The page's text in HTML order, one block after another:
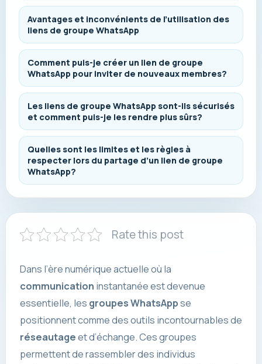
Avantages et inconvénients de l’utilisation des
liens de groupe WhatsApp
Comment puis-je créer un lien de groupe
WhatsApp pour inviter de nouveaux membres?
Les liens de groupe WhatsApp sont-ils sécurisés
et comment puis-je les rendre plus sûrs?
Quelles sont les limites et les règles à
respecter lors du partage d’un lien de groupe
WhatsApp?
Rate this post
Dans l’ère numérique actuelle où la
communication instantanée est devenue
essentielle, les groupes WhatsAppse
positionnent comme des outils incontournables de
réseautageet d’échange. Ces groupes
permettent de rassembler des individus